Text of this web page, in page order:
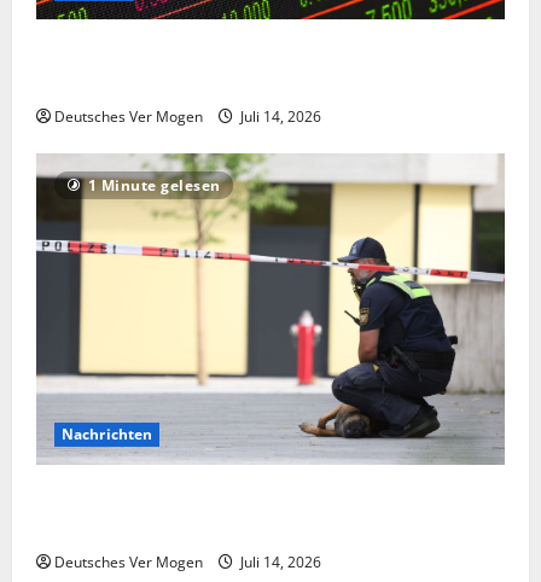
Deutsches Ver Mogen Juli 14, 2026
1 Minute gelesen
Nachrichten
Deutsches Ver Mogen Juli 14, 2026